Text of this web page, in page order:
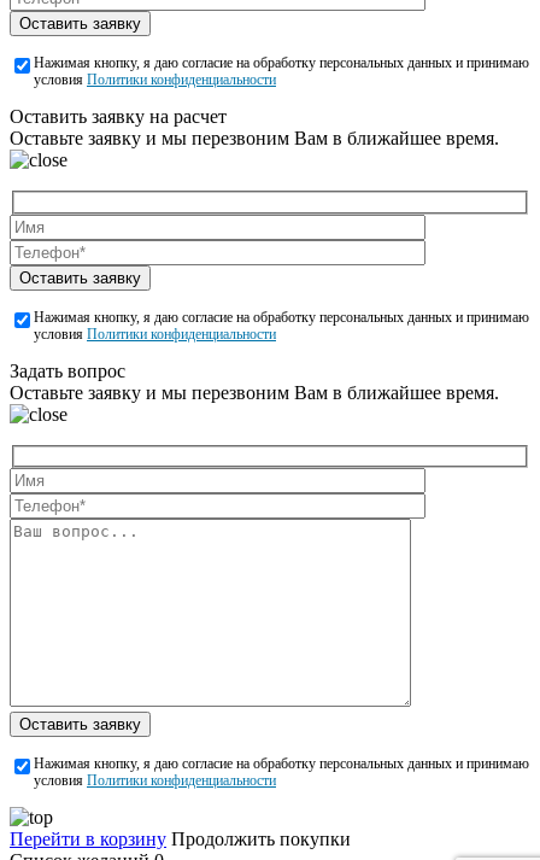
Оставить заявку
Нажимая кнопку, я даю согласие на обработку персональных данных и принимаю
условия Политики конфиденциальности
Оставить заявку на расчет
Оставьте заявку и мы перезвоним Вам в ближайшее время.
Оставить заявку
Нажимая кнопку, я даю согласие на обработку персональных данных и принимаю
условия Политики конфиденциальности
Задать вопрос
Оставьте заявку и мы перезвоним Вам в ближайшее время.
Оставить заявку
Нажимая кнопку, я даю согласие на обработку персональных данных и принимаю
условия Политики конфиденциальности
Перейти в корзину Продолжить покупки